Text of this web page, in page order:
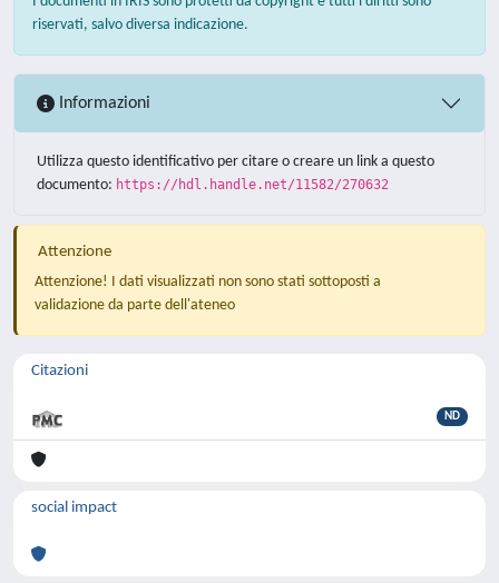
riservati, salvo diversa indicazione.
Informazioni
Utilizza questo identificativo per citare o creare un link a questo
documento: https://hdl.handle.net/11582/270632
Attenzione
Attenzione! I dati visualizzati non sono stati sottoposti a
validazione da parte dell'ateneo
Citazioni
ND
social impact